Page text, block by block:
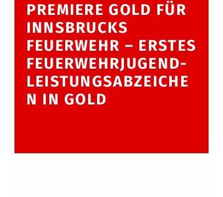
PREMIERE GOLD FÜR
INNSBRUCKS
FEUERWEHR – ERSTES
FEUERWEHRJUGEND-
LEISTUNGSABZEICHE
N IN GOLD